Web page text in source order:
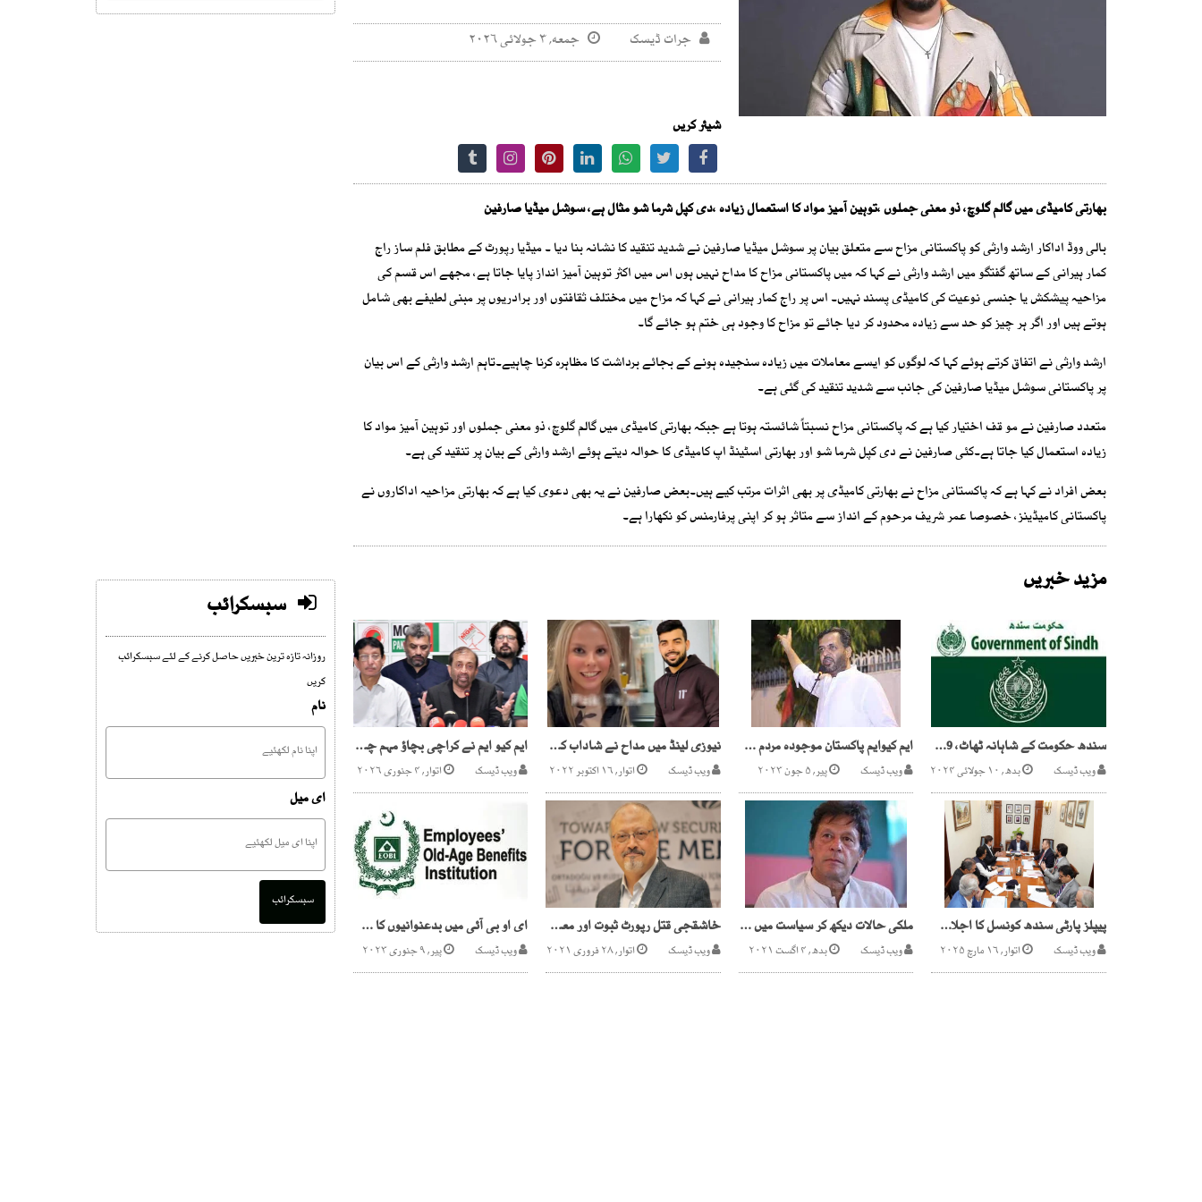
جرات ڈیسک جمعه, ۳ جولائی ۲۰۲۶
شیئر کریں
بھارتی کامیڈی میں گالم گلوچ، ذو معنی جملوں ،توہین آمیز مواد کا استعمال زیادہ ،دی کپل شرما شو مثال ہے، سوشل میڈیا صارفین
بالی ووڈ اداکار ارشد وارثی کو پاکستانی مزاح سے متعلق بیان پر سوشل میڈیا صارفین نے شدید تنقید کا نشانہ بنا دیا ۔ میڈیا رپورٹ کے مطابق فلم ساز راج
کمار ہیرانی کے ساتھ گفتگو میں ارشد وارثی نے کہا کہ میں پاکستانی مزاح کا مداح نہیں ہوں اس میں اکثر توہین آمیز انداز پایا جاتا ہے، مجھے اس قسم کی
مزاحیہ پیشکش یا جنسی نوعیت کی کامیڈی پسند نہیں۔ اس پر راج کمار ہیرانی نے کہا کہ مزاح میں مختلف ثقافتوں اور برادریوں پر مبنی لطیفے بھی شامل
ہوتے ہیں اور اگر ہر چیز کو حد سے زیادہ محدود کر دیا جائے تو مزاح کا وجود ہی ختم ہو جائے گا۔
ارشد وارثی نے اتفاق کرتے ہوئے کہا کہ لوگوں کو ایسے معاملات میں زیادہ سنجیدہ ہونے کے بجائے برداشت کا مظاہرہ کرنا چاہیے۔تاہم ارشد وارثی کے اس بیان
پر پاکستانی سوشل میڈیا صارفین کی جانب سے شدید تنقید کی گئی ہے۔
متعدد صارفین نے مو قف اختیار کیا ہے کہ پاکستانی مزاح نسبتاً شائستہ ہوتا ہے جبکہ بھارتی کامیڈی میں گالم گلوچ، ذو معنی جملوں اور توہین آمیز مواد کا
زیادہ استعمال کیا جاتا ہے۔کئی صارفین نے دی کپل شرما شو اور بھارتی اسٹینڈ اپ کامیڈی کا حوالہ دیتے ہوئے ارشد وارثی کے بیان پر تنقید کی ہے۔
بعض افراد نے کہا ہے کہ پاکستانی مزاح نے بھارتی کامیڈی پر بھی اثرات مرتب کیے ہیں۔بعض صارفین نے یہ بھی دعوی کیا ہے کہ بھارتی مزاحیہ اداکاروں نے
پاکستانی کامیڈینز، خصوصا عمر شریف مرحوم کے انداز سے متاثر ہو کر اپنی پرفارمنس کو نکھارا ہے۔
مزید خبریں
سندھ حکومت کے شاہانہ ٹھاٹ، 29 پارلیمانی سیکرٹری کا بوجھ ڈال دیا
ویب ڈیسک بدھ, ۱۰ جولائی ۲۰۲۴
ایم کیوایم پاکستان موجودہ مردم شماری کا آڈٹ کروانے کا مطالبہ
ویب ڈیسک پیر, ۵ جون ۲۰۲۳
نیوزی لینڈ میں مداح نے شاداب کو شادی کی پیشکش کردی
ویب ڈیسک اتوار, ۱۶ اکتوبر ۲۰۲۲
ایم کیو ایم نے کراچی بچاؤ مہم چلانے کا اعلان کردیا
ویب ڈیسک اتوار, ۴ جنوری ۲۰۲۶
پیپلز پارٹی سندھ کونسل کا اجلاس ، دریائے سندھ پر 6کینال کا منصوبہ مسترد
ویب ڈیسک اتوار, ۱۶ مارچ ۲۰۲۵
ملکی حالات دیکھ کر سیاست میں آیا،زرداری ،نوازشریف کوچیلنج کیا،عمران خان
ویب ڈیسک بدھ, ۴ اگست ۲۰۲۱
خاشقجی قتل رپورٹ ثبوت اور معلومات کے بغیر ہے ، عالمی ذرائع ابلاغ
ویب ڈیسک اتوار, ۲۸ فروری ۲۰۲۱
ای او بی آئی میں بدعنوانیوں کا سنگین کھیل جاری
ویب ڈیسک پیر, ۹ جنوری ۲۰۲۳
سبسکرائب
روزانہ تازہ ترین خبریں حاصل کرنے کے لئے سبسکرائب
کریں
نام
ای میل
سبسکرائب